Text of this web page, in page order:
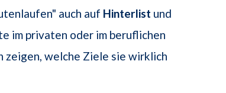
auch auf Hinterlist und
im privaten oder im beruflichen
zeigen, welche Ziele sie wirklich